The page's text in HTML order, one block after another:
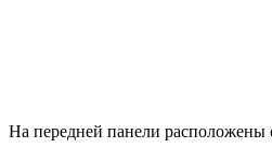
На передней панели расположены